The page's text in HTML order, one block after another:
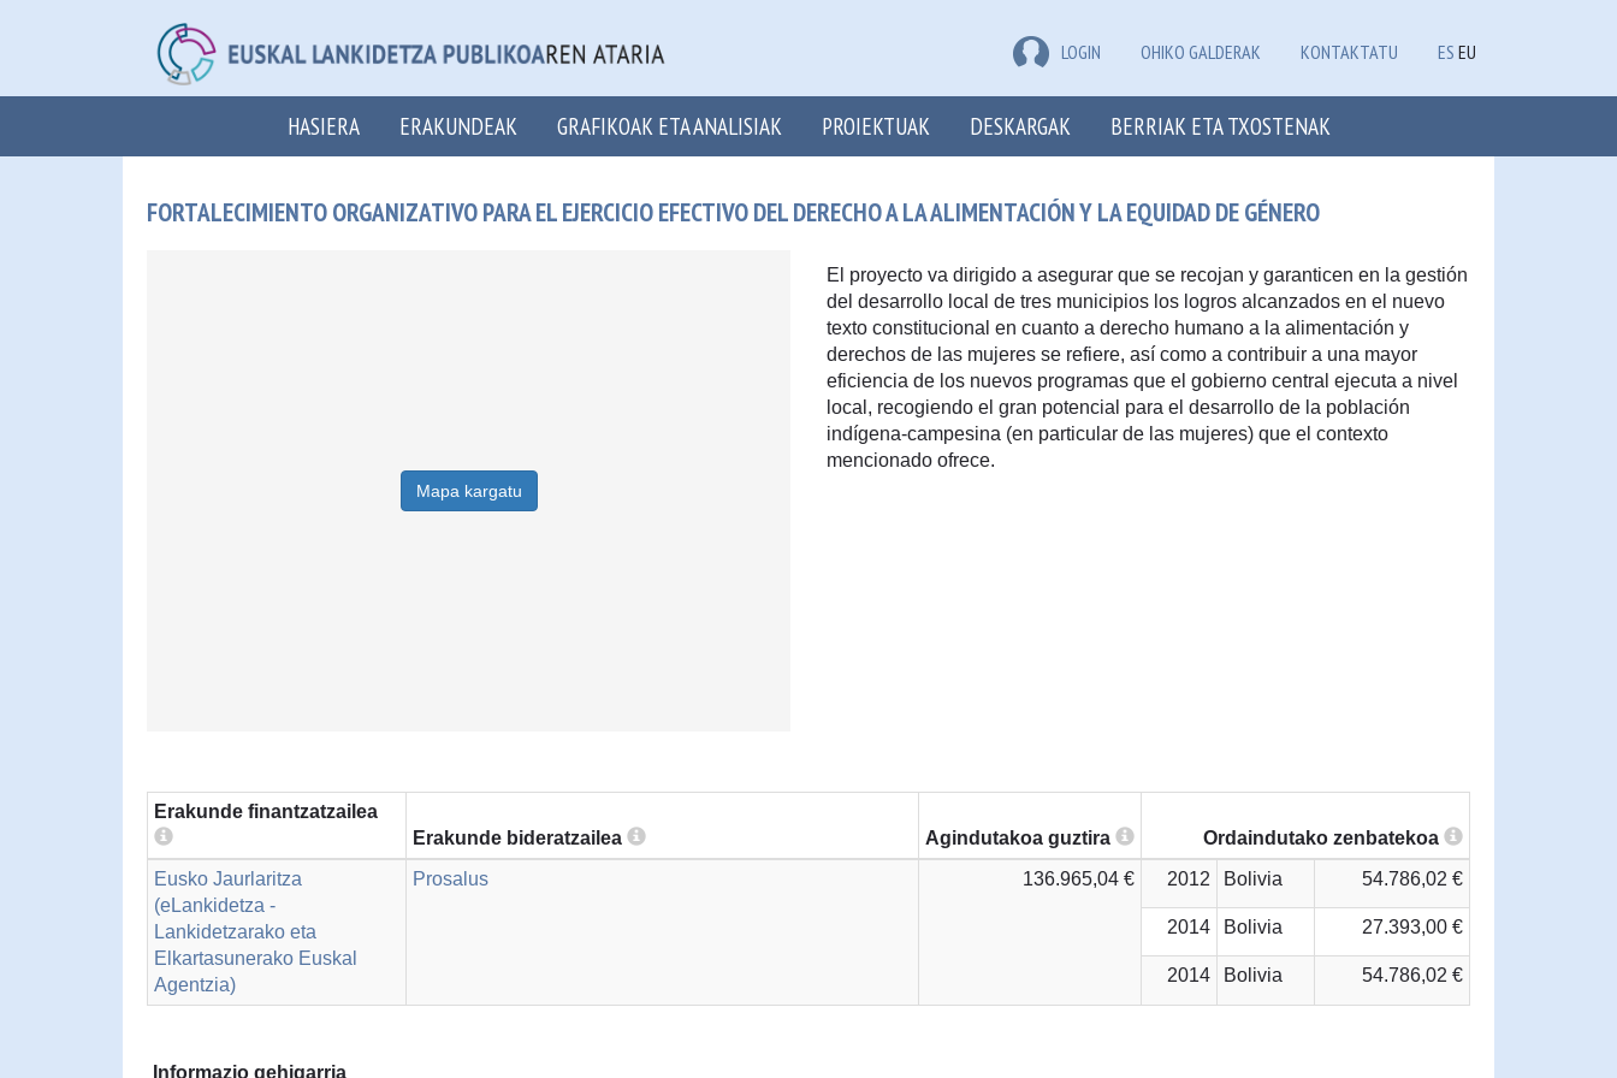
LOGIN OHIKO GALDERAK KONTAKTATU ES EU
HASIERA ERAKUNDEAK GRAFIKOAK ETA ANALISIAK PROIEKTUAK DESKARGAK BERRIAK ETA TXOSTENAK
FORTALECIMIENTO ORGANIZATIVO PARA EL EJERCICIO EFECTIVO DEL DERECHO A LA ALIMENTACIÓN Y LA EQUIDAD DE GÉNERO
Mapa kargatu
El proyecto va dirigido a asegurar que se recojan y garanticen en la gestión
del desarrollo local de tres municipios los logros alcanzados en el nuevo
texto constitucional en cuanto a derecho humano a la alimentación y
derechos de las mujeres se refiere, así como a contribuir a una mayor
eficiencia de los nuevos programas que el gobierno central ejecuta a nivel
local, recogiendo el gran potencial para el desarrollo de la población
indígena-campesina (en particular de las mujeres) que el contexto
mencionado ofrece.
Erakunde finantzatzailea
Erakunde bideratzailea
Agindutakoa guztira
Ordaindutako zenbatekoa
Eusko Jaurlaritza
(eLankidetza -
Lankidetzarako eta
Elkartasunerako Euskal
Agentzia)
Prosalus 136.965,04 € 2012 Bolivia 54.786,02 €
2014 Bolivia 27.393,00 €
2014 Bolivia 54.786,02 €
Informazio gehigarria